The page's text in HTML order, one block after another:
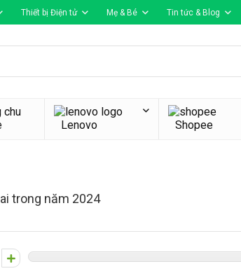
Thiết bị Điện tử Mẹ & Bé Tin tức & Blog
Lenovo Shopee
trong năm 2024